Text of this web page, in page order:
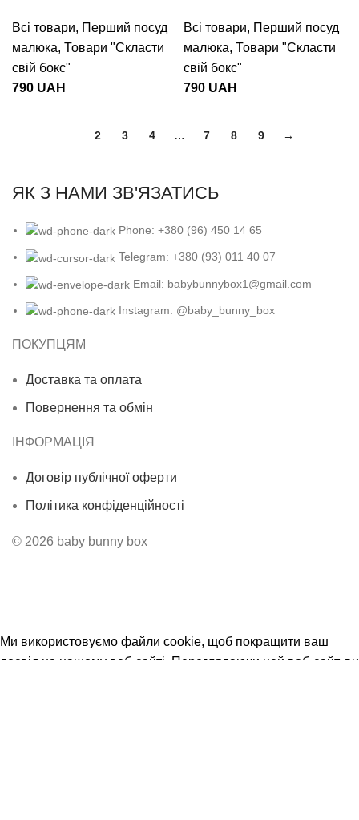
Всі товари, Перший посуд
малюка, Товари "Cкласти
свій бокс"
790 UAH
Всі товари, Перший посуд
малюка, Товари "Cкласти
свій бокс"
790 UAH
2 3 4 … 7 8 9 →
ЯК З НАМИ ЗВ'ЯЗАТИСЬ
Phone: +380 (96) 450 14 65
Telegram: +380 (93) 011 40 07
Email: babybunnybox1@gmail.com
Instagram: @baby_bunny_box
ПОКУПЦЯМ
Доставка та оплата
Повернення та обмін
ІНФОРМАЦІЯ
Договір публічної оферти
Політика конфіденційності
© 2026 baby bunny box
Ми використовуємо файли cookie, щоб покращити ваш
досвід на нашому веб-сайті. Переглядаючи цей веб-сайт, ви